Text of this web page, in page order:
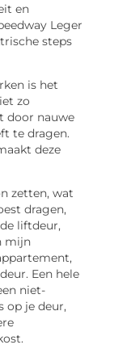
en
Leger
steps
is het
zo
door nauwe
te dragen.
deze
zetten, wat
dragen,
liftdeur,
mijn
Een hele
niet-
op je deur,